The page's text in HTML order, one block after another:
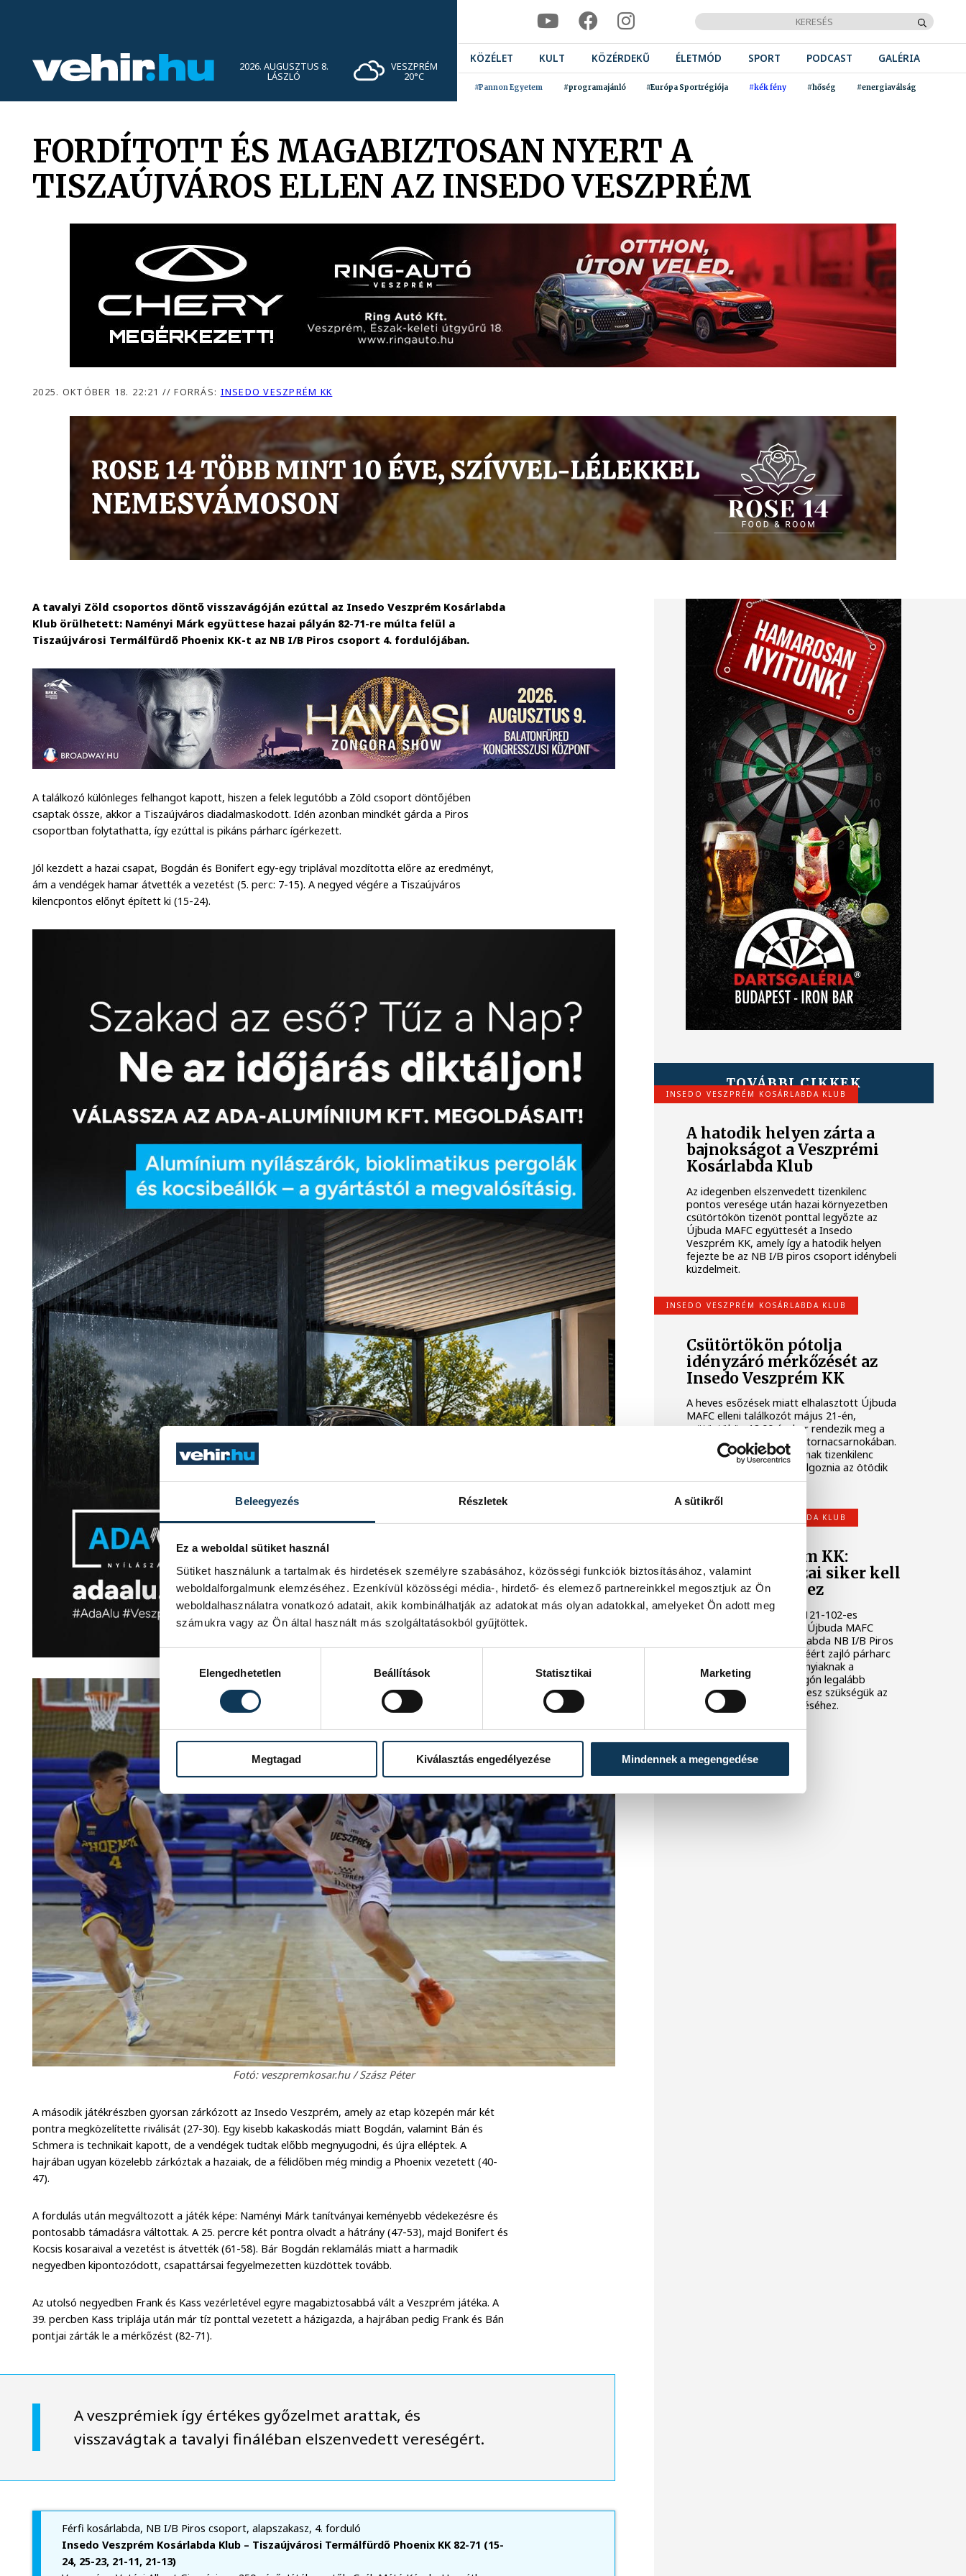
Beleegyezés Részletek A sütikről
Ez a weboldal sütiket használ
Sütiket használunk a tartalmak és hirdetések személyre szabásához, közösségi funkciók biztosításához, valamint
weboldalforgalmunk elemzéséhez. Ezenkívül közösségi média-, hirdető- és elemező partnereinkkel megosztjuk az Ön
weboldalhasználatra vonatkozó adatait, akik kombinálhatják az adatokat más olyan adatokkal, amelyeket Ön adott meg
számukra vagy az Ön által használt más szolgáltatásokból gyűjtöttek.
Hozzájárulás kiválasztása
Elengedhetetlen
Beállítások Statisztikai Marketing
Megtagad Kiválasztás engedélyezése Mindennek a megengedése
2026. AUGUSZTUS 8.
LÁSZLÓ
VESZPRÉM
20°C
KÖZÉLET KULT KÖZÉRDEKŰ ÉLETMÓD SPORT PODCAST GALÉRIA
#Pannon Egyetem #programajánló #Európa Sportrégiója #kék fény #hőség #energiaválság
FORDÍTOTT ÉS MAGABIZTOSAN NYERT A
TISZAÚJVÁROS ELLEN AZ INSEDO VESZPRÉM
2025. OKTÓBER 18. 22:21 // FORRÁS: INSEDO VESZPRÉM KK
A tavalyi Zöld csoportos döntő visszavágóján ezúttal az Insedo Veszprém Kosárlabda
Klub örülhetett: Naményi Márk együttese hazai pályán 82-71-re múlta felül a
Tiszaújvárosi Termálfürdő Phoenix KK-t az NB I/B Piros csoport 4. fordulójában.
A találkozó különleges felhangot kapott, hiszen a felek legutóbb a Zöld csoport döntőjében
csaptak össze, akkor a Tiszaújváros diadalmaskodott. Idén azonban mindkét gárda a Piros
csoportban folytathatta, így ezúttal is pikáns párharc ígérkezett.
Jól kezdett a hazai csapat, Bogdán és Bonifert egy-egy triplával mozdította előre az eredményt,
ám a vendégek hamar átvették a vezetést (5. perc: 7-15). A negyed végére a Tiszaújváros
kilencpontos előnyt épített ki (15-24).
Fotó: veszpremkosar.hu / Szász Péter
A második játékrészben gyorsan zárkózott az Insedo Veszprém, amely az etap közepén már két
pontra megközelítette riválisát (27-30). Egy kisebb kakaskodás miatt Bogdán, valamint Bán és
Schmera is technikait kapott, de a vendégek tudtak előbb megnyugodni, és újra elléptek. A
hajrában ugyan közelebb zárkóztak a hazaiak, de a félidőben még mindig a Phoenix vezetett (40-
47).
A fordulás után megváltozott a játék képe: Naményi Márk tanítványai keményebb védekezésre és
pontosabb támadásra váltottak. A 25. percre két pontra olvadt a hátrány (47-53), majd Bonifert és
Kocsis kosaraival a vezetést is átvették (61-58). Bár Bogdán reklamálás miatt a harmadik
negyedben kipontozódott, csapattársai fegyelmezetten küzdöttek tovább.
Az utolsó negyedben Frank és Kass vezérletével egyre magabiztosabbá vált a Veszprém játéka. A
39. percben Kass triplája után már tíz ponttal vezetett a házigazda, a hajrában pedig Frank és Bán
pontjai zárták le a mérkőzést (82-71).
A veszprémiek így értékes győzelmet arattak, és
visszavágtak a tavalyi fináléban elszenvedett vereségért.
Férfi kosárlabda, NB I/B Piros csoport, alapszakasz, 4. forduló
Insedo Veszprém Kosárlabda Klub – Tiszaújvárosi Termálfürdő Phoenix KK 82-71 (15-
24, 25-23, 21-11, 21-13)
TOVÁBBI CIKKEK
INSEDO VESZPRÉM KOSÁRLABDA KLUB
A hatodik helyen zárta a
bajnokságot a Veszprémi
Kosárlabda Klub
Az idegenben elszenvedett tizenkilenc
pontos veresége után hazai környezetben
csütörtökön tizenöt ponttal legyőzte az
Újbuda MAFC együttesét a Insedo
Veszprém KK, amely így a hatodik helyen
fejezte be az NB I/B piros csoport idénybeli
küzdelmeit.
INSEDO VESZPRÉM KOSÁRLABDA KLUB
Csütörtökön pótolja
idényzáró mérkőzését az
Insedo Veszprém KK
A heves esőzések miatt elhalasztott Újbuda
MAFC elleni találkozót május 21-én,
csütörtökön 18.00 órakor rendezik meg a
Vetési Albert Gimnázium tornacsarnokában.
Az Insedo Veszprém KK-nak tizenkilenc
pontos hátrányt kell ledolgoznia az ötödik
hely megszerzéséhez.
INSEDO VESZPRÉM KOSÁRLABDA KLUB
Insedo Veszprém KK:
húszpontos hazai siker kell
az ötödik helyhez
Az Insedo Veszprém KK 121-102-es
vereséget szenvedett az Újbuda MAFC
otthonában a férfi kosárlabda NB I/B Piros
csoportjának ötödik helyéért zajló párharc
első mérkőzésén. A bakonyiaknak a
szombati, hazai visszavágón legalább
húszpontos győzelemre lesz szükségük az
ötödik pozíció megszerzéséhez.